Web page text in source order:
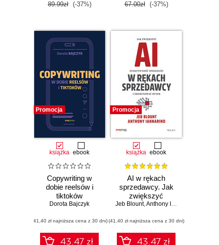
89.99zł (-37%) 67.00zł (-37%)
Promocja
książka ebook
Copywriting w
dobie reelsów i
tiktoków
Dorota Bajczyk
(41,40 zł najniższa cena z 30 dni)
43.47 zł
Promocja
książka ebook
AI w rękach
sprzedawcy. Jak
zwiększyć
efektywność
zdominować rynek
Jeb Blount,Anthony Iannarino
(41,40 zł najniższa cena z 30 dni)
43.47 zł